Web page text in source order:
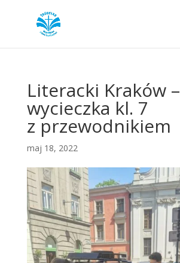
Literacki Kraków –
wycieczka kl. 7
z przewodnikiem
maj 18, 2022